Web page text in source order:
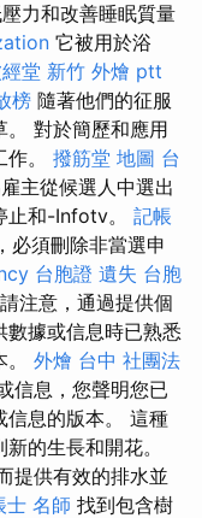
力和改善睡眠質量
它被用於浴
堂 新竹 外燴 ptt
榜 隨著他們的征服
。 對於簡歷和應用
。 撥筋堂 地圖 台
主從候選人中選出
止和-Infotv。 記帳
必須刪除非當選申
台胞證 遺失 台胞
請注意，通過提供個
數據或信息時已熟悉
外燴 台中 社團法
信息，您聲明您已
信息的版本。 這種
的生長和開花。
提供有效的排水並
士 名師 找到包含樹